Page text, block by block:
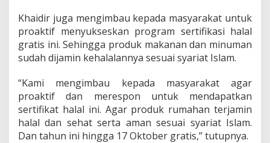
Khaidir juga mengimbau kepada masyarakat untuk
proaktif menyukseskan program sertifikasi halal
gratis ini. Sehingga produk makanan dan minuman
sudah dijamin kehalalannya sesuai syariat Islam.
“Kami mengimbau kepada masyarakat agar
proaktif dan merespon untuk mendapatkan
sertifikat halal ini. Agar produk rumahan terjamin
halal dan sehat serta aman sesuai syariat Islam.
Dan tahun ini hingga 17 Oktober gratis,” tutupnya.